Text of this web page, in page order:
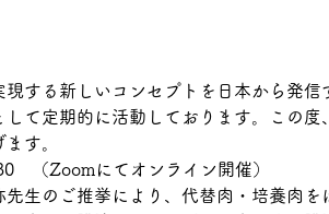
する新しいコンセプトを日本から発信
て定期的に活動しております。この度
す。
　（Zoomにてオンライン開催）
生のご推挙により、代替肉・培養肉を